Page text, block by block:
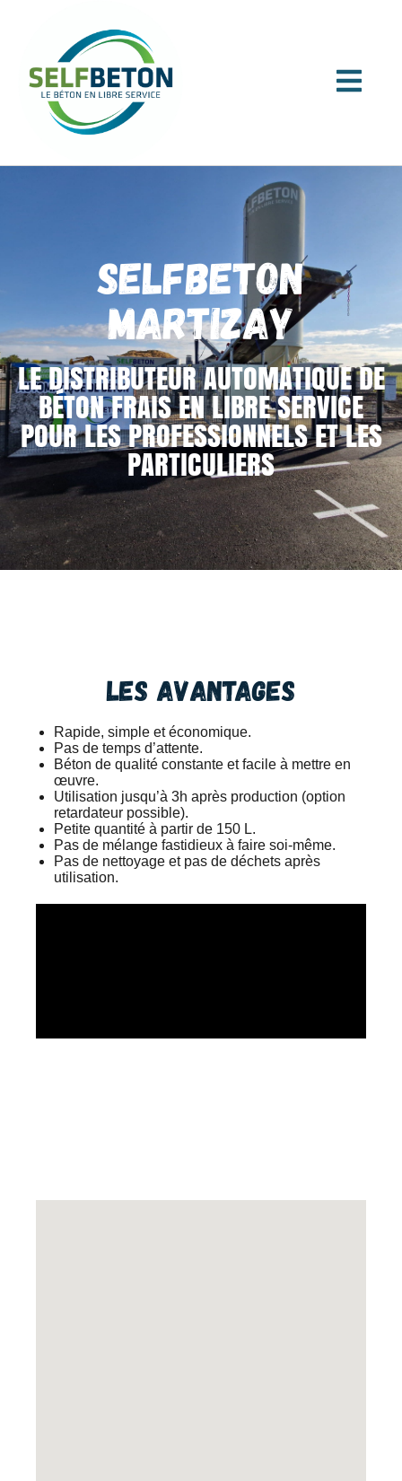
SELFBETON
MARTIZAY
LE DISTRIBUTEUR AUTOMATIQUE DE
BÉTON FRAIS EN LIBRE SERVICE
POUR LES PROFESSIONNELS ET LES
PARTICULIERS
Les avantages
Rapide, simple et économique.
Pas de temps d’attente.
Béton de qualité constante et facile à mettre en
œuvre.
Utilisation jusqu’à 3h après production (option
retardateur possible).
Petite quantité à partir de 150 L.
Pas de mélange fastidieux à faire soi-même.
Pas de nettoyage et pas de déchets après
utilisation.